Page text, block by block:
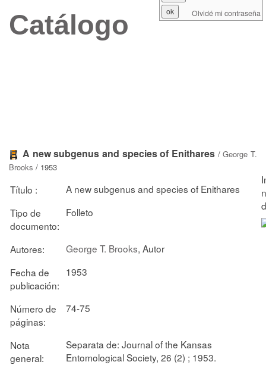
Catálogo
A new subgenus and species of Enithares /George T.
Brooks / 1953
Título :
A new subgenus and species of Enithares
Tipo de
documento:
Folleto
Autores: George T. Brooks, Autor
Fecha de
publicación:
1953
Número de
páginas:
74-75
Nota
general:
Separata de: Journal of the Kansas
Entomological Society, 26 (2) ; 1953.
Olvidé mi contraseña